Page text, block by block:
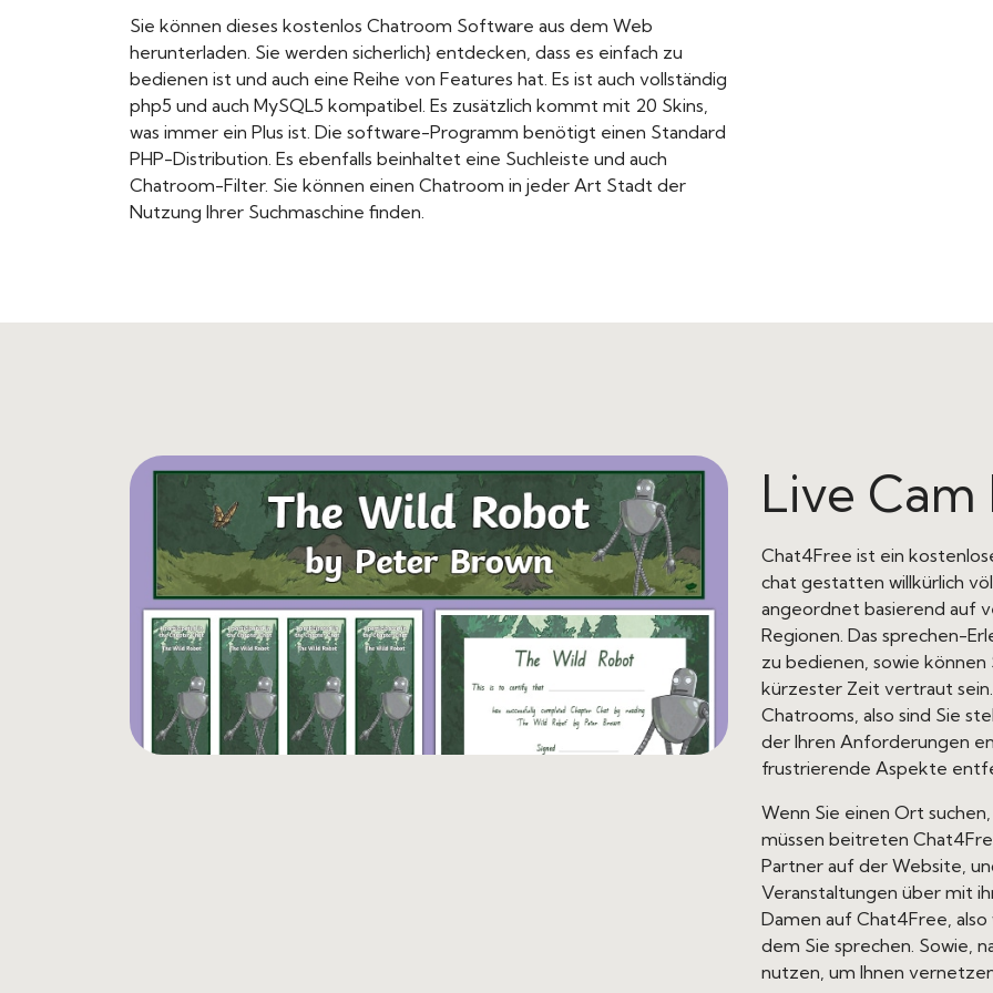
Sie können dieses kostenlos Chatroom Software aus dem Web
herunterladen. Sie werden sicherlich} entdecken, dass es einfach zu
bedienen ist und auch eine Reihe von Features hat. Es ist auch vollständig
php5 und auch MySQL5 kompatibel. Es zusätzlich kommt mit 20 Skins,
was immer ein Plus ist. Die software-Programm benötigt einen Standard
PHP-Distribution. Es ebenfalls beinhaltet eine Suchleiste und auch
Chatroom-Filter. Sie können einen Chatroom in jeder Art Stadt der
Nutzung Ihrer Suchmaschine finden.
Live
Chat4Free ist ein
chat gestatten willkürlich
angeordnet basierend auf
Regionen. Das sprechen-
zu bedienen, sowie
kürzester Zeit vertraut
Chatrooms, also sind Sie
der Ihren Anforderungen
frustrierende Aspekte
Wenn Sie einen Ort
müssen beitreten
Partner auf der Website,
Veranstaltungen über mit
Damen auf Chat4Free,
dem Sie sprechen. Sowie,
nutzen, um Ihnen